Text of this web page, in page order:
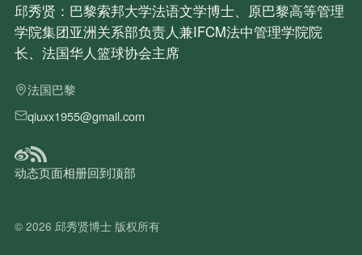
邱秀贤：巴黎索邦大学法语文学博士、原巴黎高等管理
学院集团亚洲关系部负责人兼IFCM法中管理学院院
长、法国华人篮球协会主席
法国巴黎
qiuxx1955@gmail.com
动态页面相册回到顶部
© 2026 邱秀贤博士 版权所有